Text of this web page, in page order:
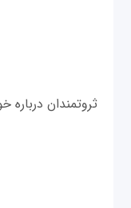
ثروتمندان